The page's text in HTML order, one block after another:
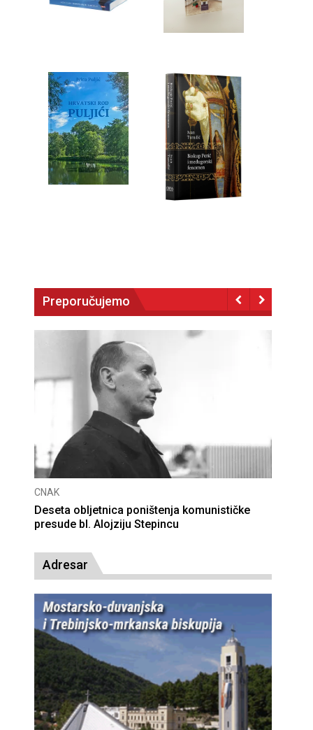
Preporučujemo
CNAK
Deseta obljetnica poništenja komunističke
presude bl. Alojziju Stepincu
Adresar